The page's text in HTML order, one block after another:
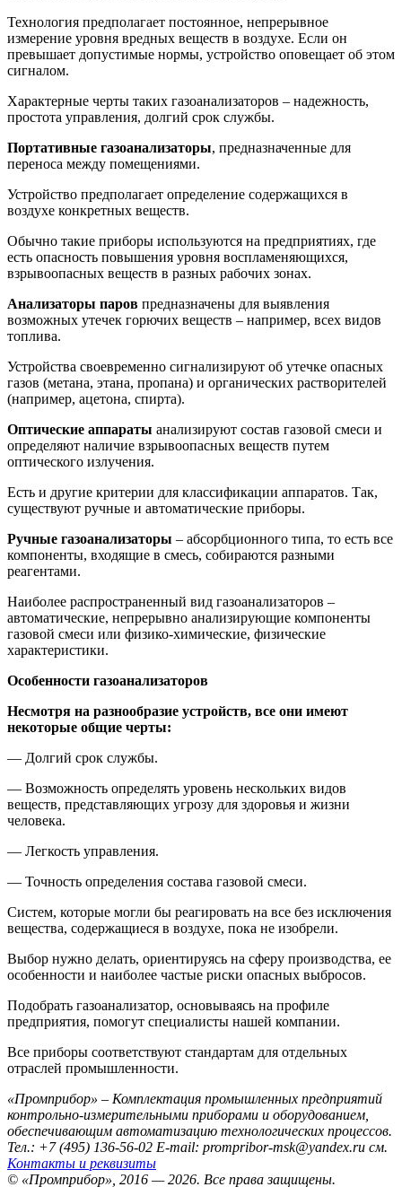
Технология предполагает постоянное, непрерывное
измерение уровня вредных веществ в воздухе. Если он
превышает допустимые нормы, устройство оповещает об этом
сигналом.
Характерные черты таких газоанализаторов – надежность,
простота управления, долгий срок службы.
Портативные газоанализаторы, предназначенные для
переноса между помещениями.
Устройство предполагает определение содержащихся в
воздухе конкретных веществ.
Обычно такие приборы используются на предприятиях, где
есть опасность повышения уровня воспламеняющихся,
взрывоопасных веществ в разных рабочих зонах.
Анализаторы паров предназначены для выявления
возможных утечек горючих веществ – например, всех видов
топлива.
Устройства своевременно сигнализируют об утечке опасных
газов (метана, этана, пропана) и органических растворителей
(например, ацетона, спирта).
Оптические аппараты анализируют состав газовой смеси и
определяют наличие взрывоопасных веществ путем
оптического излучения.
Есть и другие критерии для классификации аппаратов. Так,
существуют ручные и автоматические приборы.
Ручные газоанализаторы – абсорбционного типа, то есть все
компоненты, входящие в смесь, собираются разными
реагентами.
Наиболее распространенный вид газоанализаторов –
автоматические, непрерывно анализирующие компоненты
газовой смеси или физико-химические, физические
характеристики.
Особенности газоанализаторов
Несмотря на разнообразие устройств, все они имеют
некоторые общие черты:
— Долгий срок службы.
— Возможность определять уровень нескольких видов
веществ, представляющих угрозу для здоровья и жизни
человека.
— Легкость управления.
— Точность определения состава газовой смеси.
Систем, которые могли бы реагировать на все без исключения
вещества, содержащиеся в воздухе, пока не изобрели.
Выбор нужно делать, ориентируясь на сферу производства, ее
особенности и наиболее частые риски опасных выбросов.
Подобрать газоанализатор, основываясь на профиле
предприятия, помогут специалисты нашей компании.
Все приборы соответствуют стандартам для отдельных
отраслей промышленности.
«Промприбор» – Комплектация промышленных предприятий
контрольно-измерительными приборами и оборудованием,
обеспечивающим автоматизацию технологических процессов.
Тел.: +7 (495) 136-56-02 E-mail: prompribor-msk@yandex.ru см.
Контакты и реквизиты
© «Промприбор», 2016 — 2026. Все права защищены.